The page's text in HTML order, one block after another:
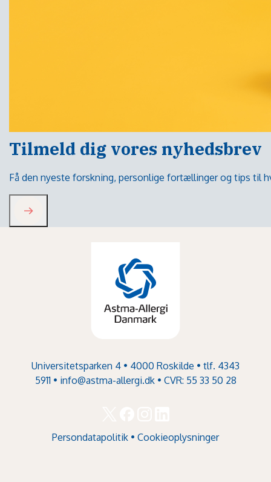
Tilmeld dig vores nyhedsbrev
Få den nyeste forskning, personlige fortællinger og tips til
Universitetsparken 4 • 4000 Roskilde • tlf. 4343
5911 • info@astma-allergi.dk• CVR: 55 33 50 28
Persondatapolitik • Cookieoplysninger